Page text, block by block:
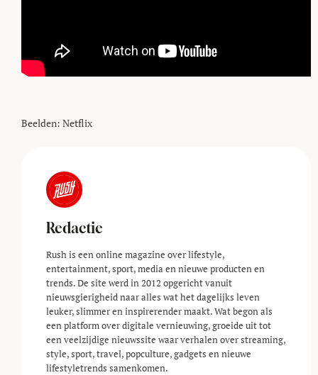
Beelden: Netflix
Redactie
Rush is een online magazine over lifestyle,
entertainment, sport, media en nieuwe producten en
trends. De site werd in 2012 opgericht vanuit
nieuwsgierigheid naar alles wat het dagelijks leven
leuker, slimmer en inspirerender maakt. Wat begon als
een platform over digitale vernieuwing, groeide uit tot
een veelzijdige nieuwssite waar verhalen over streaming,
style, sport, travel, popculture, gadgets en nieuwe
lifestyle­trends samenkomen.